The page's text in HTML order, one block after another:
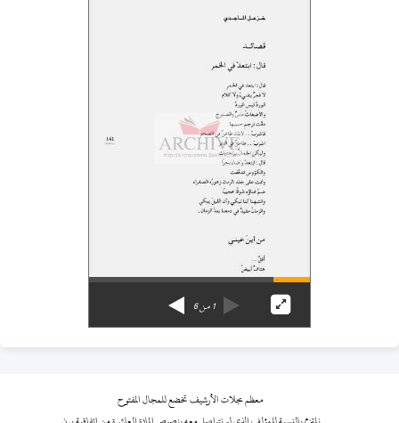
1من6
معظم مجلات الأرشيف تخضع للمجال المفتوح